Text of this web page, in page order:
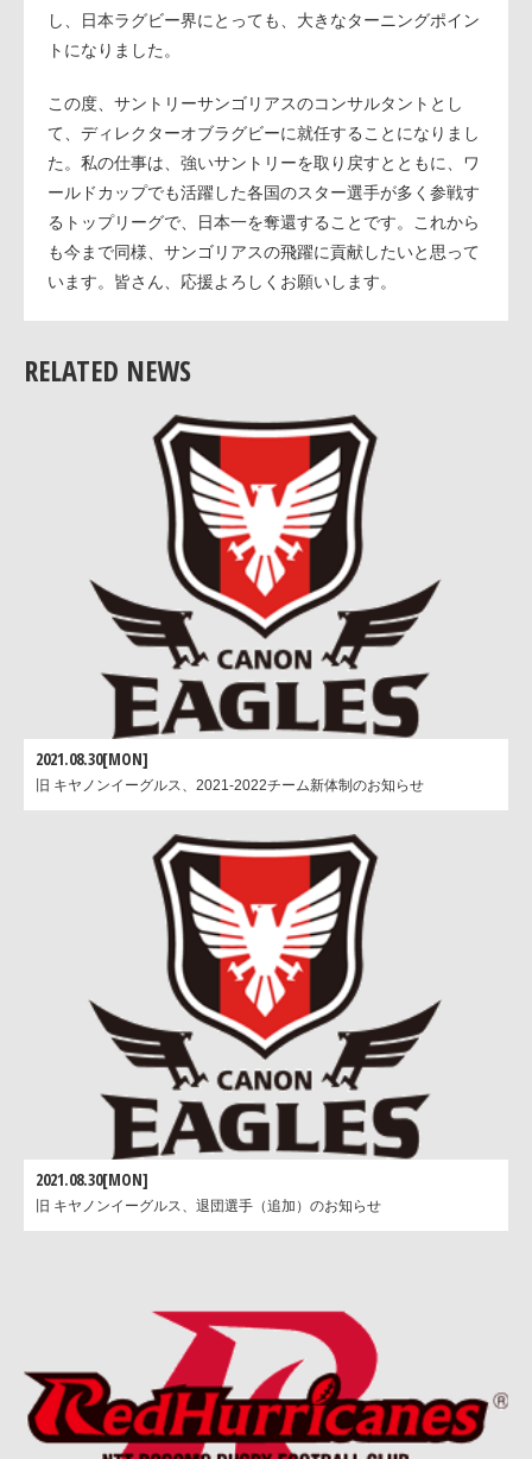
し、日本ラグビー界にとっても、大きなターニングポイン
トになりました。
この度、サントリーサンゴリアスのコンサルタントとし
て、ディレクターオブラグビーに就任することになりまし
た。私の仕事は、強いサントリーを取り戻すとともに、ワ
ールドカップでも活躍した各国のスター選手が多く参戦す
るトップリーグで、日本一を奪還することです。これから
も今まで同様、サンゴリアスの飛躍に貢献したいと思って
います。皆さん、応援よろしくお願いします。
RELATED NEWS
2021.08.30[MON]
旧 キヤノンイーグルス、2021-2022チーム新体制のお知らせ
2021.08.30[MON]
旧 キヤノンイーグルス、退団選手（追加）のお知らせ